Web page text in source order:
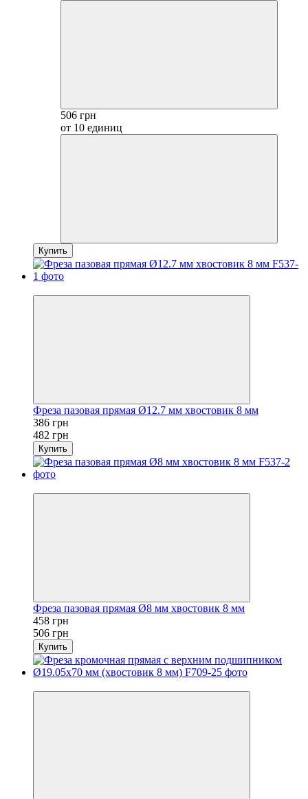
506 грн
от 10 единиц
Купить
Фреза пазовая прямая Ø12.7 мм хвостовик 8 мм
386 грн
482 грн
Купить
Фреза пазовая прямая Ø8 мм хвостовик 8 мм
458 грн
506 грн
Купить